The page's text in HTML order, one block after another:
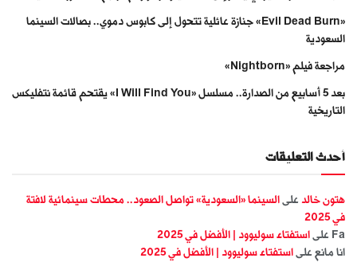
«Evil Dead Burn» جنازة عائلية تتحول إلى كابوس دموي.. بصالات السينما
السعودية
مراجعة فيلم «Nightborn»
بعد 5 أسابيع من الصدارة.. مسلسل «I Will Find You» يقتحم قائمة نتفليكس
التاريخية
أحدث التعليقات
هتون خالد على السينما «السعودية» تواصل الصعود.. محطات سينمائية لافتة
في 2025
Fa على استفتاء سوليوود | الأفضل في 2025
انا مانع على استفتاء سوليوود | الأفضل في 2025